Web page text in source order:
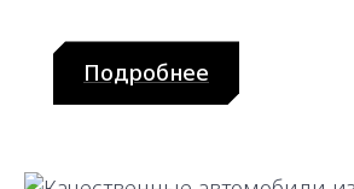
Подробнее